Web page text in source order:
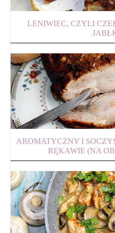
LENIWIEC, CZYLI
AROMATYCZNY I
RĘKAWIE (NA